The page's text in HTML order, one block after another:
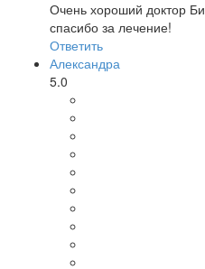
Очень хороший доктор
спасибо за лечение!
Ответить
Александра
5.0